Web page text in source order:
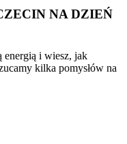
NA DZIEŃ
energią i wiesz, jak
kilka pomysłów na